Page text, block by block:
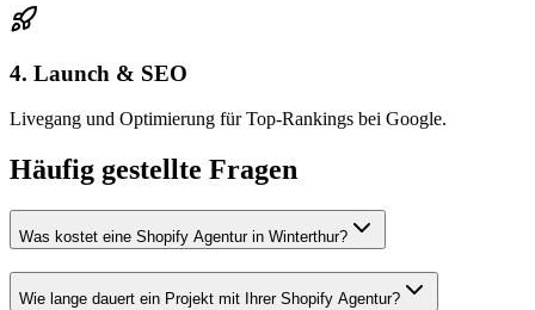
4. Launch & SEO
Livegang und Optimierung für Top-Rankings bei Google.
Häufig gestellte Fragen
Was kostet eine Shopify Agentur in Winterthur?
Wie lange dauert ein Projekt mit Ihrer Shopify Agentur?